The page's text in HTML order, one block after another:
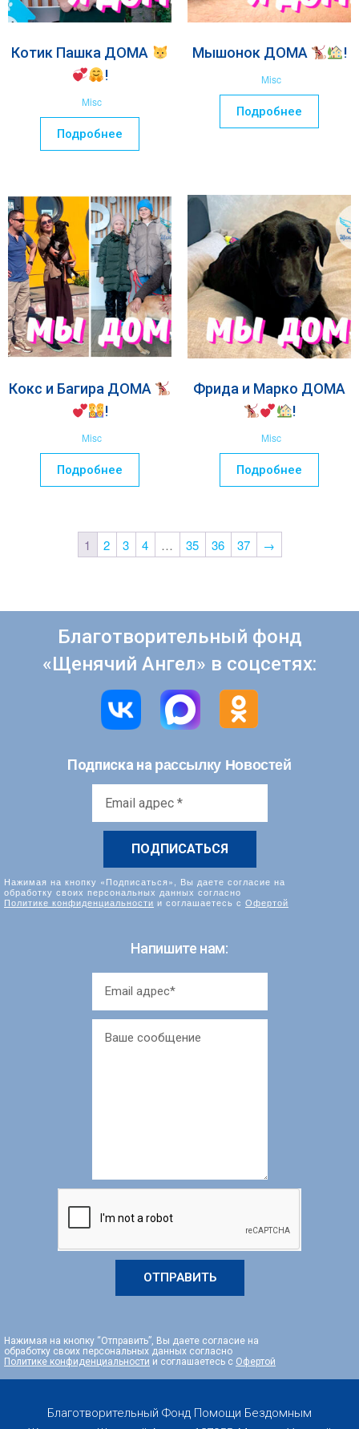
Котик Пашка ДОМА
!
Misc
Подробнее
Мышонок ДОМА !
Misc
Подробнее
Кокс и Багира ДОМА
!
Misc
Подробнее
Фрида и Марко ДОМА
!
Misc
Подробнее
1 2 3 4 … 35 36 37 →
Благотворительный фонд
«Щенячий Ангел» в соцсетях:
Подписка на рассылку Новостей
Нажимая на кнопку «Подписаться», Вы даете согласие на
обработку своих персональных данных согласно
Политике конфиденциальности и соглашаетесь с Офертой
Напишите нам:
ОТПРАВИТЬ
Нажимая на кнопку “Отправить”, Вы даете согласие на
обработку своих персональных данных согласно
Политике конфиденциальности и соглашаетесь с Офертой
Благотворительный Фонд Помощи Бездомным